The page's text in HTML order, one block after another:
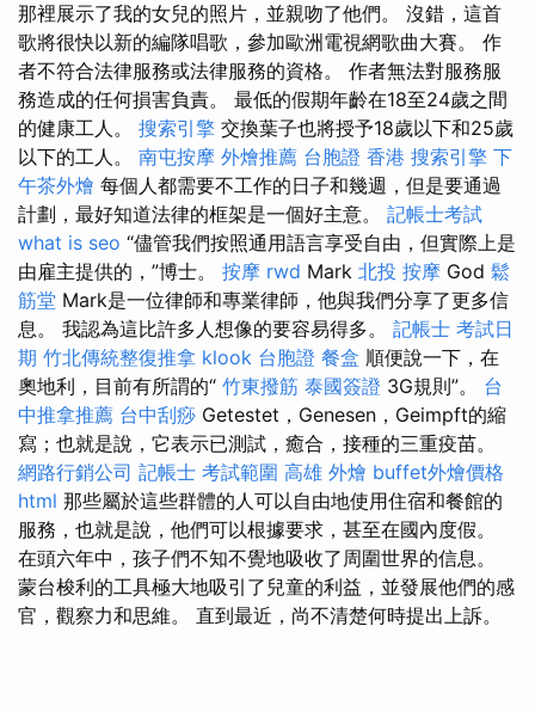
那裡展示了我的女兒的照片，並親吻了他們。 沒錯，這首
歌將很快以新的編隊唱歌，參加歐洲電視網歌曲大賽。 作
者不符合法律服務或法律服務的資格。 作者無法對服務服
務造成的任何損害負責。 最低的假期年齡在18至24歲之間
的健康工人。 搜索引擎 交換葉子也將授予18歲以下和25歲
以下的工人。 南屯按摩 外燴推薦 台胞證 香港 搜索引擎 下
午茶外燴 每個人都需要不工作的日子和幾週，但是要通過
計劃，最好知道法律的框架是一個好主意。 記帳士考試
what is seo “儘管我們按照通用語言享受自由，但實際上是
由雇主提供的，”博士。 按摩 rwd Mark 北投 按摩 God 鬆
筋堂 Mark是一位律師和專業律師，他與我們分享了更多信
息。 我認為這比許多人想像的要容易得多。 記帳士 考試日
期 竹北傳統整復推拿 klook 台胞證 餐盒 順便說一下，在
奧地利，目前有所謂的“ 竹東撥筋 泰國簽證 3G規則”。 台
中推拿推薦 台中刮痧 Getestet，Genesen，Geimpft的縮
寫；也就是說，它表示已測試，癒合，接種的三重疫苗。
網路行銷公司 記帳士 考試範圍 高雄 外燴 buffet外燴價格
html 那些屬於這些群體的人可以自由地使用住宿和餐館的
服務，也就是說，他們可以根據要求，甚至在國內度假。
在頭六年中，孩子們不知不覺地吸收了周圍世界的信息。
蒙台梭利的工具極大地吸引了兒童的利益，並發展他們的感
官，觀察力和思維。 直到最近，尚不清楚何時提出上訴。